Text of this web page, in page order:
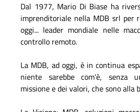
Dal 1977, Mario Di Biase ha
imprenditoriale nella MDB srl per
oggi... leader mondiale nelle
controllo remoto.
La MDB, ad oggi, è in continua
niente sarebbe com'è, senza
missione e dei valori, che sono alla